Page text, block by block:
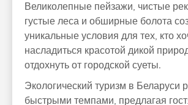
Великолепные пейзажи, чистые
густые леса и обширные болота
уникальные условия для тех, кто
насладиться красотой дикой
отдохнуть от городской суеты.
Экологический туризм в Беларуси
быстрыми темпами, предлагая